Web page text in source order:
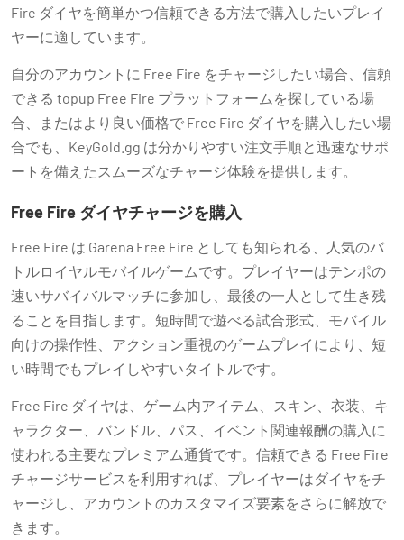
Fire ダイヤを簡単かつ信頼できる方法で購入したいプレイ
ヤーに適しています。
自分のアカウントに Free Fire をチャージしたい場合、信頼
できる topup Free Fire プラットフォームを探している場
合、またはより良い価格で Free Fire ダイヤを購入したい場
合でも、KeyGold.gg は分かりやすい注文手順と迅速なサポ
ートを備えたスムーズなチャージ体験を提供します。
Free Fire ダイヤチャージを購入
Free Fire は Garena Free Fire としても知られる、人気のバ
トルロイヤルモバイルゲームです。プレイヤーはテンポの
速いサバイバルマッチに参加し、最後の一人として生き残
ることを目指します。短時間で遊べる試合形式、モバイル
向けの操作性、アクション重視のゲームプレイにより、短
い時間でもプレイしやすいタイトルです。
Free Fire ダイヤは、ゲーム内アイテム、スキン、衣装、キ
ャラクター、バンドル、パス、イベント関連報酬の購入に
使われる主要なプレミアム通貨です。信頼できる Free Fire
チャージサービスを利用すれば、プレイヤーはダイヤをチ
ャージし、アカウントのカスタマイズ要素をさらに解放で
きます。